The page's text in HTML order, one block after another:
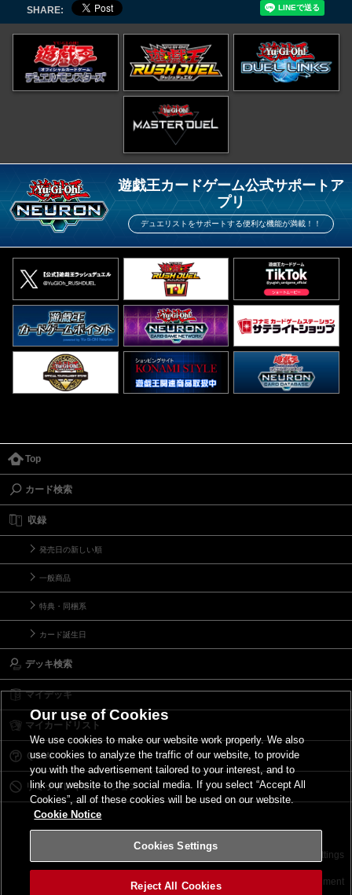
SHARE:
遊戯王カードゲーム公式サポートア
プリ
デュエリストをサポートする便利な機能が満載！！
Top
カード検索
収録
発売日の新しい順
一般商品
特典・同梱系
カード誕生日
デッキ検索
マイデッキ
マイカードリスト
Ｑ＆Ａ
リミットレギュレーション
サイトポリシー Cookies Settings
©2026 Konami Digital Entertainment
Our use of Cookies
We use cookies to make our website work properly. We also
use cookies to analyze the traffic of our website, to provide
you with the advertisement tailored to your interest, and to
link our website to the social media. If you select “Accept All
Cookies”, all of these cookies will be used on our website.
Cookie Notice
Cookies Settings
Reject All Cookies